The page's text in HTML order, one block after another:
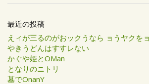
最近の投稿
えィが三るのがおックうなら ョうヤクを
やきうどんはすすレない
かぐや姫とOMan
となりのニトリ
墓でOnanY